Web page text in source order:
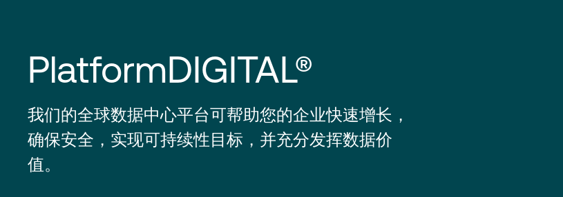
PlatformDIGITAL®
我们的全球数据中心平台可帮助您的企业快速增长，
确保安全，实现可持续性目标，并充分发挥数据价
值。